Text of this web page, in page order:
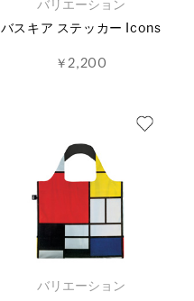
バリエーション
バスキア ステッカー Icons
￥2,200
バリエーション